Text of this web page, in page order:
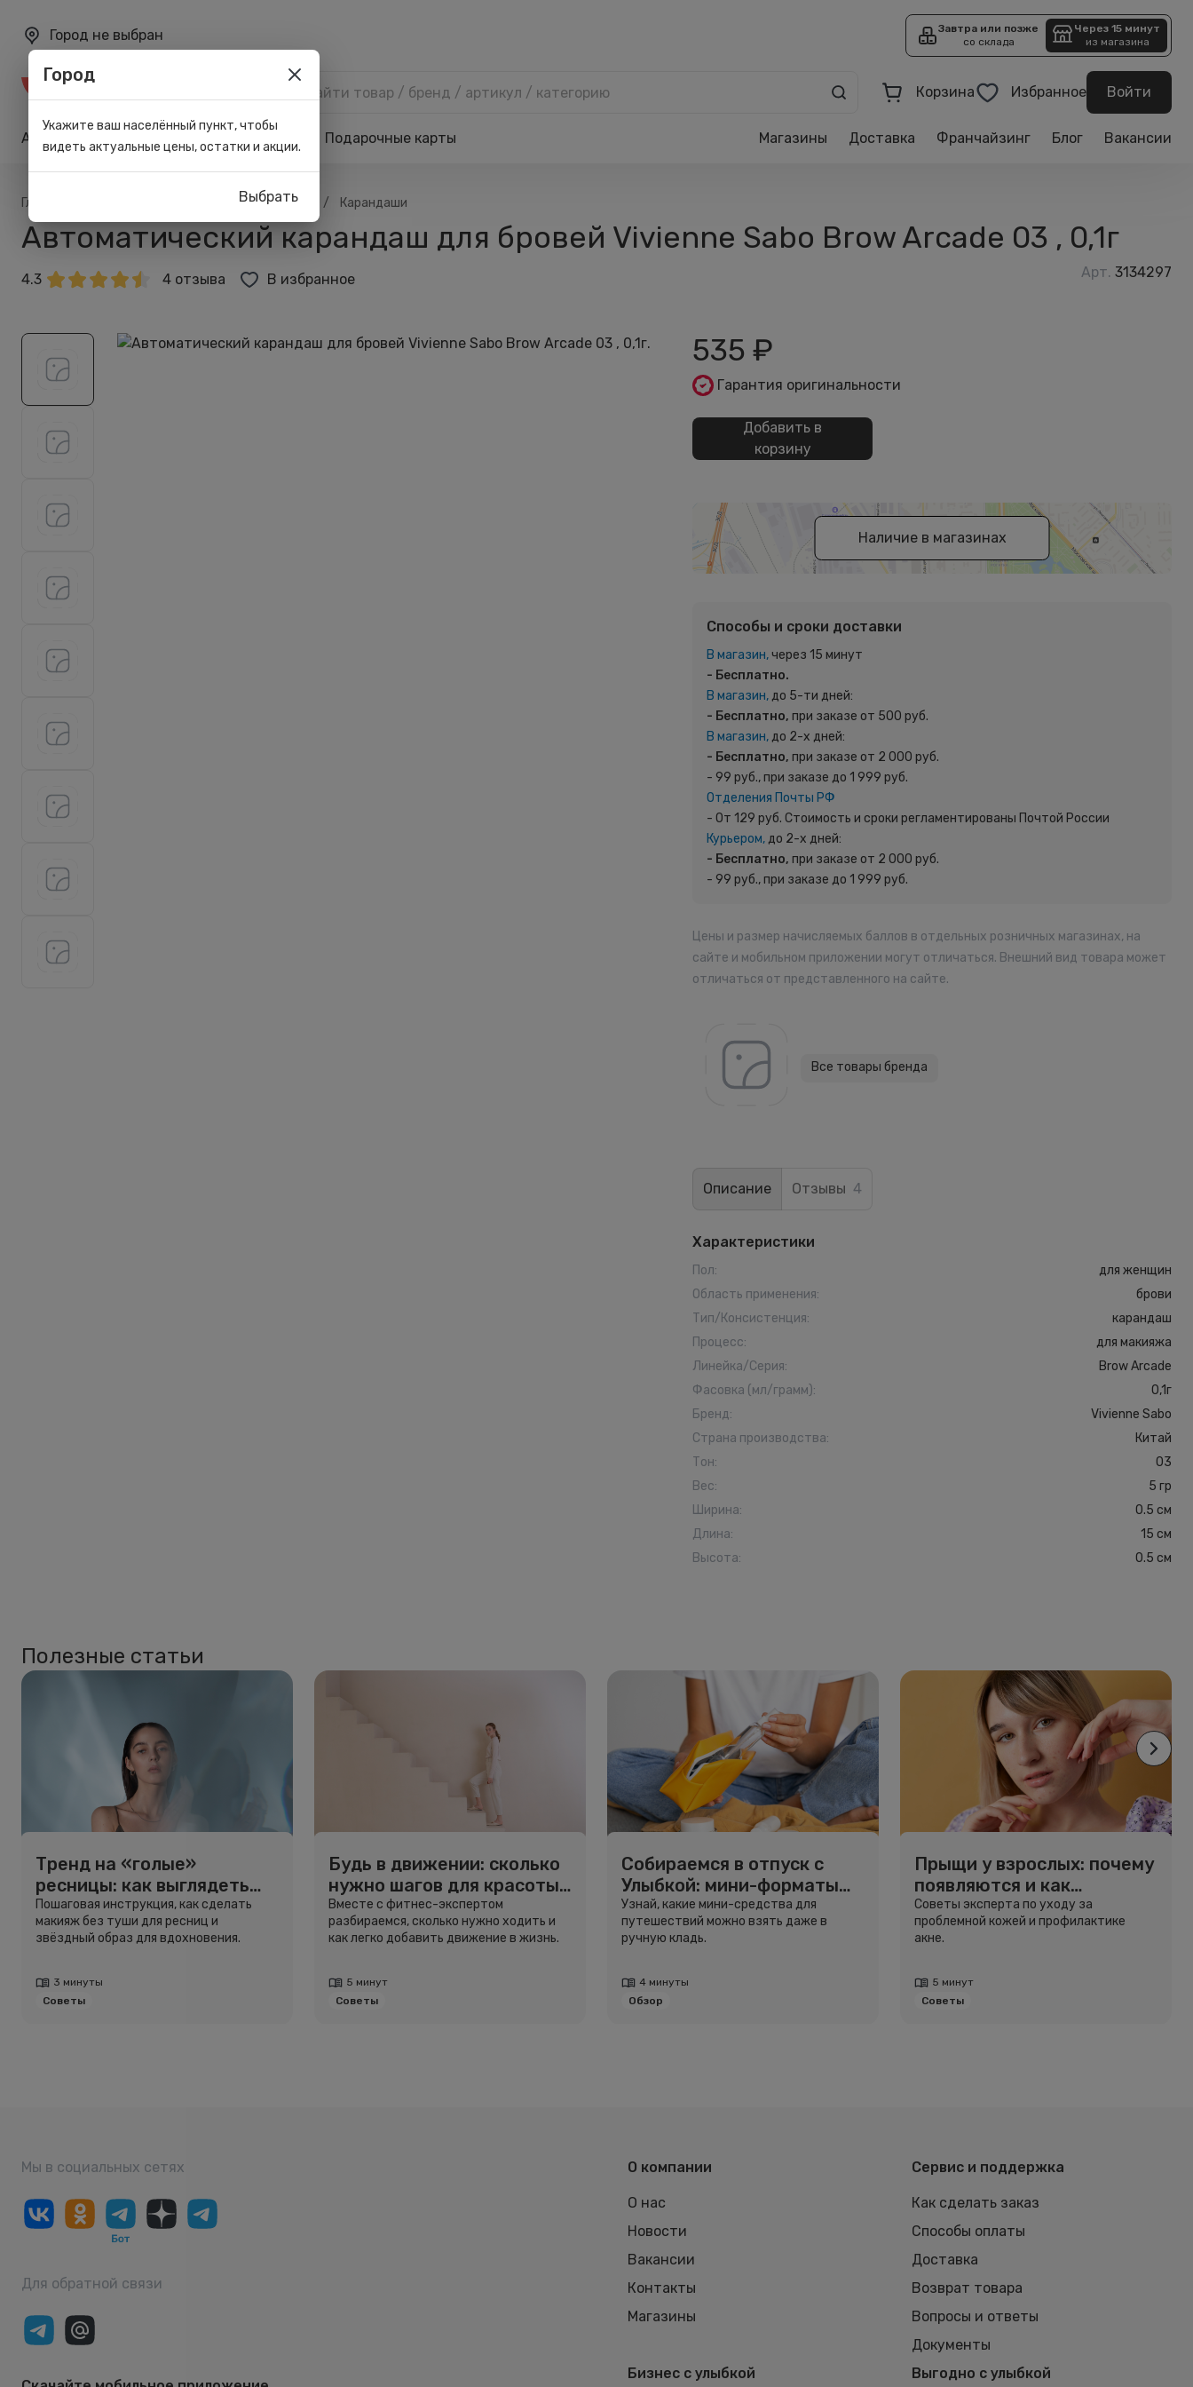
Город не выбран
Завтра или позже
со склада
Через 15 минут
из магазина
Корзина Избранное Войти
Акции Карта лояльности Подарочные карты Магазины Доставка Франчайзинг Блог Вакансии
Главная Для бровей / Карандаши
Автоматический карандаш для бровей Vivienne Sabo Brow Arcade 03 , 0,1г
4.3 4 отзыва В избранное Арт. 3134297
535 ₽
Гарантия оригинальности
Добавить в
корзину
Наличие в магазинах
Способы и сроки доставки
В магазин,через 15 минут
- Бесплатно.
В магазин,до 5-ти дней:
- Бесплатно, при заказе от 500 руб.
В магазин,до 2-х дней:
- Бесплатно, при заказе от 2 000 руб.
- 99 руб., при заказе до 1 999 руб.
Отделения Почты РФ
- От 129 руб. Стоимость и сроки регламентированы Почтой России
Курьером,до 2-х дней:
- Бесплатно, при заказе от 2 000 руб.
- 99 руб., при заказе до 1 999 руб.
Цены и размер начисляемых баллов в отдельных розничных магазинах, на
сайте и мобильном приложении могут отличаться. Внешний вид товара может
отличаться от представленного на сайте.
Все товары бренда
Описание Отзывы 4
Характеристики
Пол:
для женщин
Область применения:
брови
Тип/Консистенция:
карандаш
Процесс:
для макияжа
Линейка/Серия:
Brow Arcade
Фасовка (мл/грамм):
0,1г
Бренд:
Vivienne Sabo
Страна производства:
Китай
Тон:
03
Вес:
5 гр
Ширина:
0.5 см
Длина:
15 см
Высота: 0.5 см
Полезные статьи
Тренд на «голые»
ресницы: как выглядеть
свежо, не используя тушь
Пошаговая инструкция, как сделать
макияж без туши для ресниц и
звёздный образ для вдохновения.
3 минуты
Советы
Будь в движении: сколько
нужно шагов для красоты
и здоровья
Вместе с фитнес-экспертом
разбираемся, сколько нужно ходить и
как легко добавить движение в жизнь.
5 минут
Советы
Собираемся в отпуск с
Улыбкой: мини-форматы
для путешествий
Узнай, какие мини-средства для
путешествий можно взять даже в
ручную кладь.
4 минуты
Обзор
Прыщи у взрослых: почему
появляются и как
избавиться
Советы эксперта по уходу за
проблемной кожей и профилактике
акне.
5 минут
Советы
Мы в социальных сетях
Для обратной связи
О компании
О нас
Новости
Вакансии
Контакты
Магазины
Сервис и поддержка
Как сделать заказ
Способы оплаты
Доставка
Возврат товара
Вопросы и ответы
Документы
Бизнес с улыбкой
Выгодно с улыбкой
Город
Укажите ваш населённый пункт, чтобы
видеть актуальные цены, остатки и акции.
Выбрать